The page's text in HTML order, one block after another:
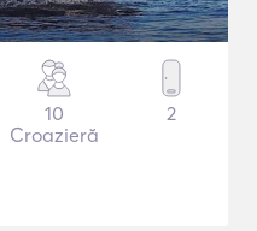
10
Croazieră
2